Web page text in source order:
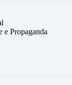
e Propaganda